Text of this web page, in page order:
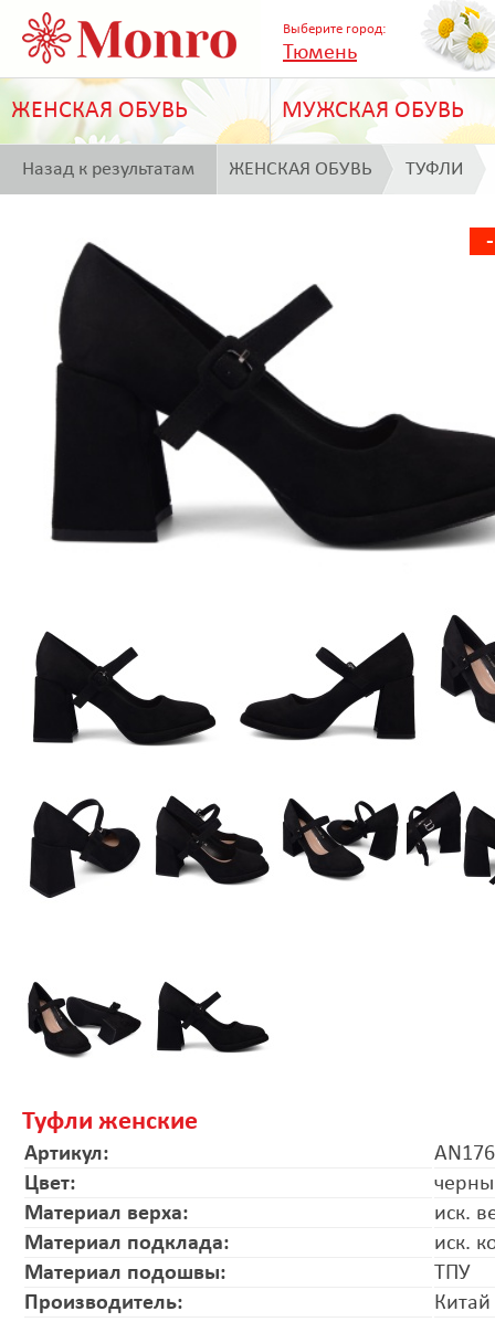
Выберите город:
Тюмень
ЖЕНСКАЯ ОБУВЬ МУЖСКАЯ ОБУВЬ
Назад к результатам ЖЕНСКАЯ ОБУВЬ ТУФЛИ
Туфли женские
Артикул:
Цвет:
Материал верха:
иск.
Материал подклада:
иск.
Материал подошвы:
ТПУ
Производитель:
Китай